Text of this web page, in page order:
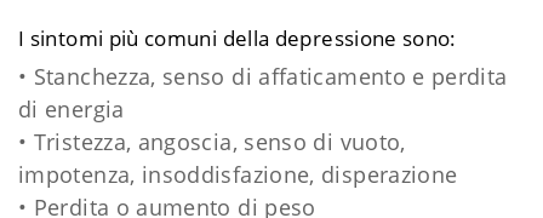
I sintomi più comuni della depressione sono:
• Stanchezza, senso di affaticamento e perdita
di energia
• Tristezza, angoscia, senso di vuoto,
impotenza, insoddisfazione, disperazione
• Perdita o aumento di peso